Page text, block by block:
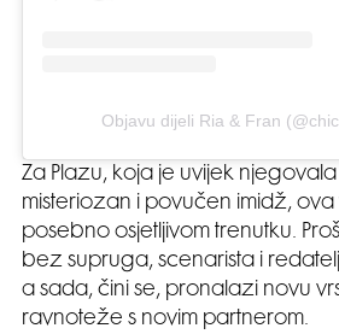
Objavu dijeli Ria & Fran
Za Plazu, koja je uvijek
misteriozan i povučen imidž, ova
posebno osjetljivom trenutku.
bez supruga, scenarista i
a sada, čini se, pronalazi novu
ravnoteže s novim partnerom.